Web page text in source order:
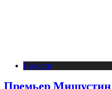
Новости
Премьер Мишустин